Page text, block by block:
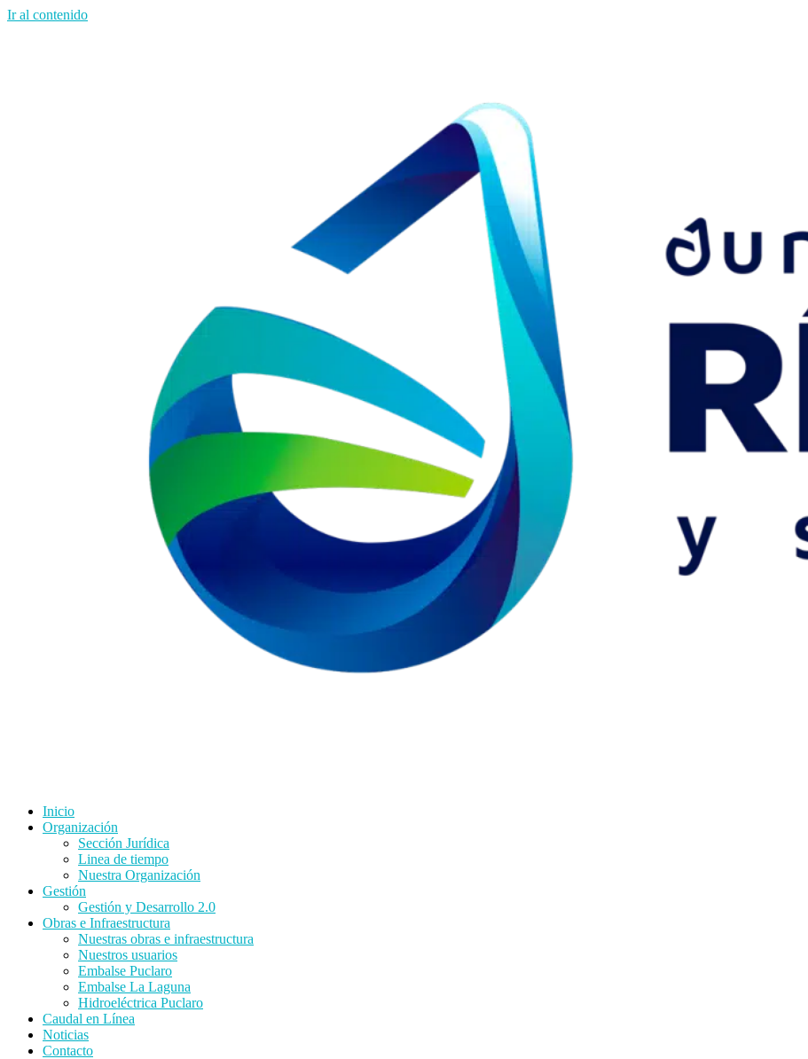
Ir al contenido
Inicio
Organización
Sección Jurídica
Linea de tiempo
Nuestra Organización
Gestión
Gestión y Desarrollo 2.0
Obras e Infraestructura
Nuestras obras e infraestructura
Nuestros usuarios
Embalse Puclaro
Embalse La Laguna
Hidroeléctrica Puclaro
Caudal en Línea
Noticias
Contacto